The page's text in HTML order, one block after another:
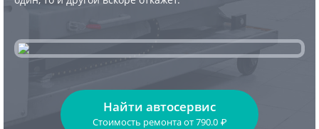
Найти автосервис
Стоимость ремонтаот790.0 ₽